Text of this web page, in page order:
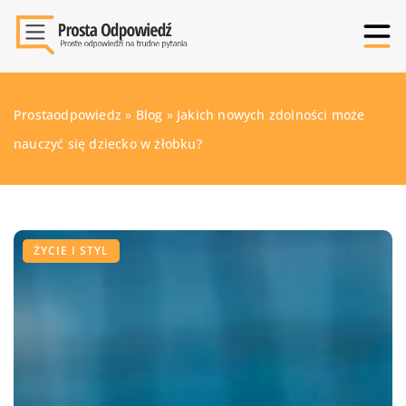
Prostaodpowiedz » Blog » Jakich nowych zdolności może
nauczyć się dziecko w żłobku?
ŻYCIE I STYL